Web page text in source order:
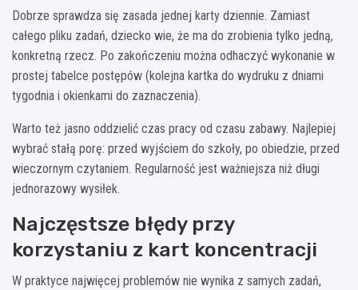
Dobrze sprawdza się zasada jednej karty dziennie. Zamiast
całego pliku zadań, dziecko wie, że ma do zrobienia tylko jedną,
konkretną rzecz. Po zakończeniu można odhaczyć wykonanie w
prostej tabelce postępów (kolejna kartka do wydruku z dniami
tygodnia i okienkami do zaznaczenia).
Warto też jasno oddzielić czas pracy od czasu zabawy. Najlepiej
wybrać stałą porę: przed wyjściem do szkoły, po obiedzie, przed
wieczornym czytaniem. Regularność jest ważniejsza niż długi
jednorazowy wysiłek.
Najczęstsze błędy przy
korzystaniu z kart koncentracji
W praktyce najwięcej problemów nie wynika z samych zadań,